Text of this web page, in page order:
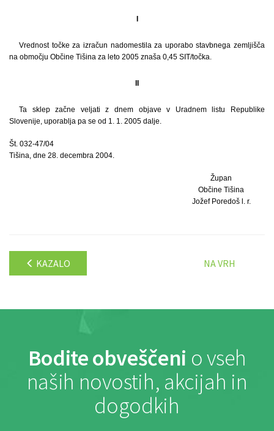
I
Vrednost točke za izračun nadomestila za uporabo stavbnega zemljišča
na območju Občine Tišina za leto 2005 znaša 0,45 SIT/točka.
II
Ta sklep začne veljati z dnem objave v Uradnem listu Republike
Slovenije, uporablja pa se od 1. 1. 2005 dalje.
Št. 032-47/04
Tišina, dne 28. decembra 2004.
Župan
Občine Tišina
Jožef Poredoš l. r.
KAZALO NA VRH
Bodite obveščeni o vseh
naših novostih, akcijah in
dogodkih